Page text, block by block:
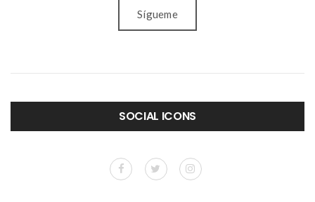
Sígueme
SOCIAL ICONS